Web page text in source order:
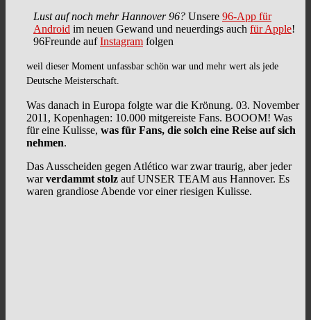
Lust auf noch mehr Hannover 96? Unsere 96-App für
Android im neuen Gewand und neuerdings auch für Apple!
96Freunde aufInstagram folgen
weil dieser Moment unfassbar schön war und mehr wert als jede
Deutsche Meisterschaft.
Was danach in Europa folgte war die Krönung. 03. November
2011, Kopenhagen: 10.000 mitgereiste Fans. BOOOM! Was
für eine Kulisse, was für Fans, die solch eine Reise auf sich
nehmen.
Das Ausscheiden gegen Atlético war zwar traurig, aber jeder
warverdammt stolz auf UNSER TEAM aus Hannover. Es
waren grandiose Abende vor einer riesigen Kulisse.